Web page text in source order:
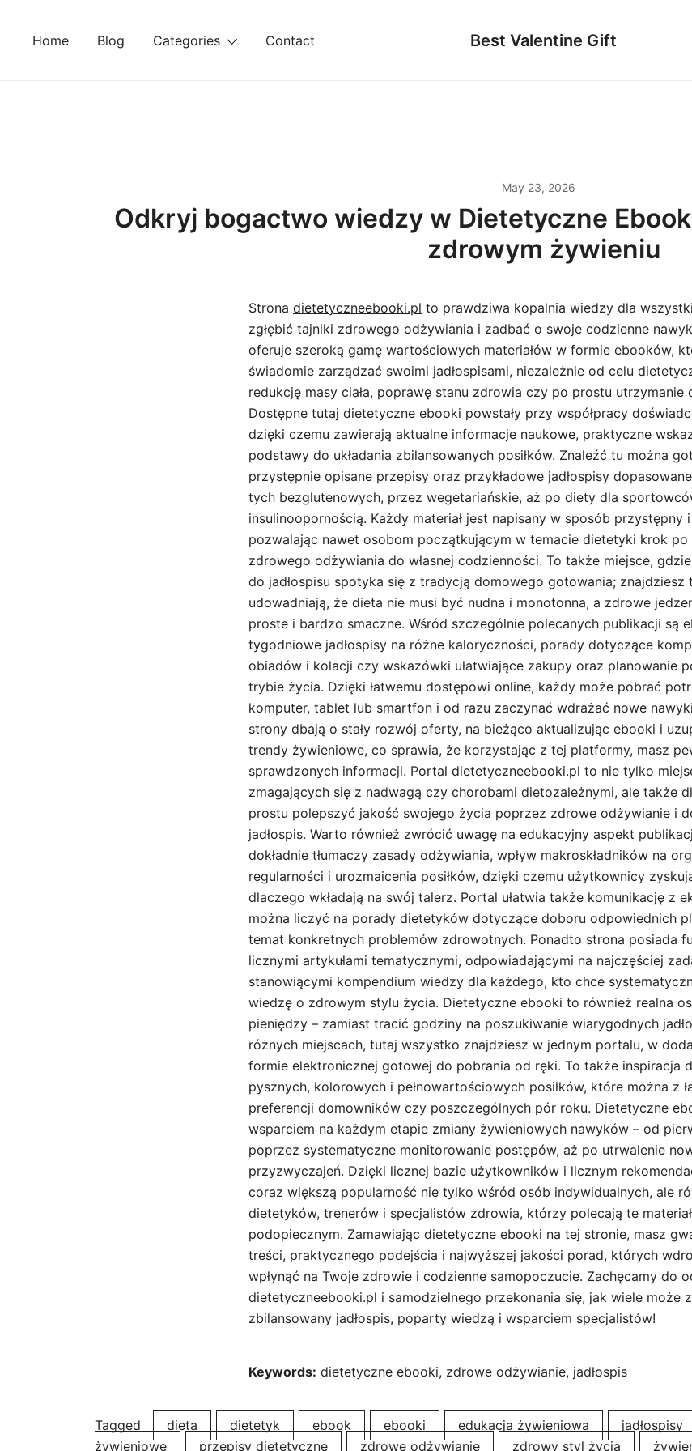
Home Blog Categories Contact Best Valentine Gift
May 23, 2026
Odkryj bogactwo wiedzy w Dietetyczne
zdrowym żywieniu
Strona dietetyczneebooki.pl to prawdziwa kopalnia wiedzy dla
zgłębić tajniki zdrowego odżywiania i zadbać o swoje codzienne
oferuje szeroką gamę wartościowych materiałów w formie ebooków,
świadomie zarządzać swoimi jadłospisami, niezależnie od celu
redukcję masy ciała, poprawę stanu zdrowia czy po prostu utrzymanie
Dostępne tutaj dietetyczne ebooki powstały przy współpracy
dzięki czemu zawierają aktualne informacje naukowe, praktyczne
podstawy do układania zbilansowanych posiłków. Znaleźć tu można
przystępnie opisane przepisy oraz przykładowe jadłospisy
tych bezglutenowych, przez wegetariańskie, aż po diety dla
insulinoopornością. Każdy materiał jest napisany w sposób przystępny
pozwalając nawet osobom początkującym w temacie dietetyki krok
zdrowego odżywiania do własnej codzienności. To także miejsce,
do jadłospisu spotyka się z tradycją domowego gotowania; znajdziesz
udowadniają, że dieta nie musi być nudna i monotonna, a zdrowe
proste i bardzo smaczne. Wśród szczególnie polecanych publikacji są
tygodniowe jadłospisy na różne kaloryczności, porady dotyczące
obiadów i kolacji czy wskazówki ułatwiające zakupy oraz planowanie
trybie życia. Dzięki łatwemu dostępowi online, każdy może pobrać
komputer, tablet lub smartfon i od razu zaczynać wdrażać nowe
strony dbają o stały rozwój oferty, na bieżąco aktualizując ebooki i
trendy żywieniowe, co sprawia, że korzystając z tej platformy, masz
sprawdzonych informacji. Portal dietetyczneebooki.pl to nie tylko
zmagających się z nadwagą czy chorobami dietozależnymi, ale także
prostu polepszyć jakość swojego życia poprzez zdrowe odżywianie i
jadłospis. Warto również zwrócić uwagę na edukacyjny aspekt
dokładnie tłumaczy zasady odżywiania, wpływ makroskładników na
regularności i urozmaicenia posiłków, dzięki czemu użytkownicy
dlaczego wkładają na swój talerz. Portal ułatwia także komunikację z
można liczyć na porady dietetyków dotyczące doboru odpowiednich
temat konkretnych problemów zdrowotnych. Ponadto strona posiada
licznymi artykułami tematycznymi, odpowiadającymi na najczęściej
stanowiącymi kompendium wiedzy dla każdego, kto chce
wiedzę o zdrowym stylu życia. Dietetyczne ebooki to również realna
pieniędzy – zamiast tracić godziny na poszukiwanie wiarygodnych
różnych miejscach, tutaj wszystko znajdziesz w jednym portalu, w
formie elektronicznej gotowej do pobrania od ręki. To także inspiracja
pysznych, kolorowych i pełnowartościowych posiłków, które można z
preferencji domowników czy poszczególnych pór roku. Dietetyczne
wsparciem na każdym etapie zmiany żywieniowych nawyków – od
poprzez systematyczne monitorowanie postępów, aż po utrwalenie
przyzwyczajeń. Dzięki licznej bazie użytkowników i licznym
coraz większą popularność nie tylko wśród osób indywidualnych, ale
dietetyków, trenerów i specjalistów zdrowia, którzy polecają te
podopiecznym. Zamawiając dietetyczne ebooki na tej stronie, masz
treści, praktycznego podejścia i najwyższej jakości porad, których
wpłynąć na Twoje zdrowie i codzienne samopoczucie. Zachęcamy do
dietetyczneebooki.pl i samodzielnego przekonania się, jak wiele może
zbilansowany jadłospis, poparty wiedzą i wsparciem specjalistów!
Keywords: dietetyczne ebooki, zdrowe odżywianie, jadłospis
Tagged dieta dietetyk ebook ebooki edukacja żywieniowa jadłospisy
żywieniowe
przepisy dietetyczne zdrowe odżywianie zdrowy styl życia